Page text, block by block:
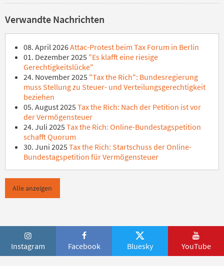
Verwandte Nachrichten
08. April 2026Attac-Protest beim Tax Forum in Berlin
01. Dezember 2025 "Es klafft eine riesige
Gerechtigkeitslücke"
24. November 2025 "Tax the Rich": Bundesregierung
muss Stellung zu Steuer- und Verteilungsgerechtigkeit
beziehen
05. August 2025 Tax the Rich: Nach der Petition ist vor
der Vermögensteuer
24. Juli 2025 Tax the Rich: Online-Bundestagspetition
schafft Quorum
30. Juni 2025 Tax the Rich: Startschuss der Online-
Bundestagspetition für Vermögensteuer
Alle anzeigen
Instagram Facebook Bluesky YouTube